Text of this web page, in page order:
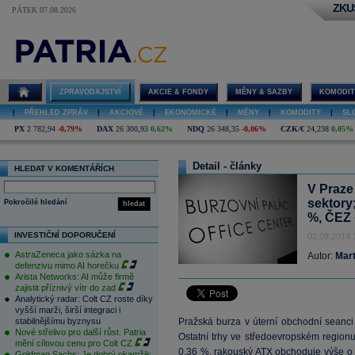
PÁTEK 07.08.2026
ZPRAVODAJSTVÍ AKCIE & FONDY MĚNY & SAZBY
PŘEHLED ZPRÁV AKCIOVÉ EKONOMICKÉ MĚNY KOMODITY
PX 2 782,94 -0,79% DAX 26 300,93 0,62% NDQ 26 348,35 -0,06% CZK/€ 24,238 0,05%
HLEDAT V KOMENTÁŘÍCH
hledat
Pokročilé hledání
INVESTIČNÍ DOPORUČENÍ
AstraZeneca jako sázka na
defenzivu mimo AI horečku
Arista Networks: AI může firmě
zajistit příznivý vítr do zad
Analytický radar: Colt CZ roste díky
vyšší marži, širší integraci i
stabilnějšímu byznysu
Nové střelivo pro další růst. Patria
mění cílovou cenu pro Colt CZ
Detail - články
V
%, ČEZ
02.09.2014
Autor:
Pražská burza v úterní obchodní
Ostatní trhy ve středoevropském
0,36 %, rakouský ATXobchoduje výše